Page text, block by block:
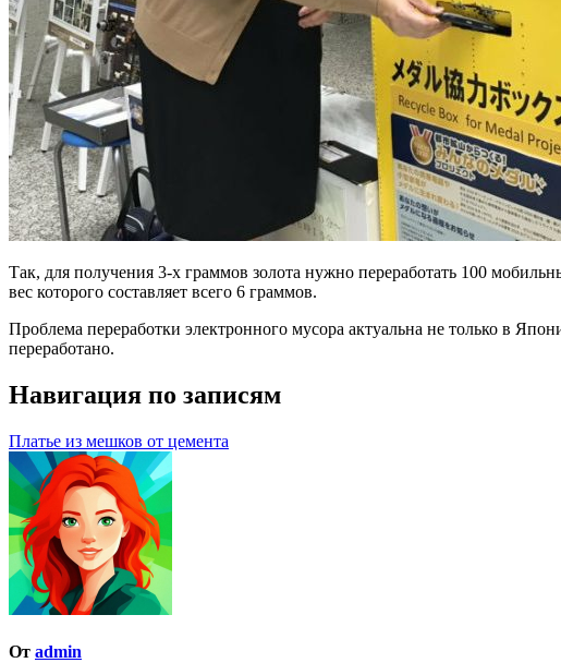
Так, для получения 3-х граммов золота нужно переработать 100
вес которого составляет всего 6 граммов.
Проблема переработки электронного мусора актуальна не только в
переработано.
Навигация по записям
Платье из мешков от цемента
От admin